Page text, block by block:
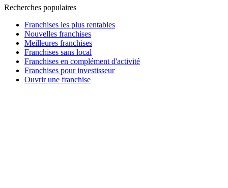
Recherches populaires
Franchises les plus rentables
Nouvelles franchises
Meilleures franchises
Franchises sans local
Franchises en complément d'activité
Franchises pour investisseur
Ouvrir une franchise